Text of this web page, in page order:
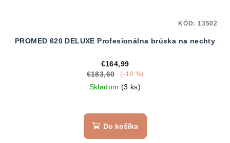
PROMED 620 DELUXE Profesionálna brúska na nechty
€164,99
€183,60
(–10 %)
Skladom (3 ks)
Do košíka
KÓD: 13502